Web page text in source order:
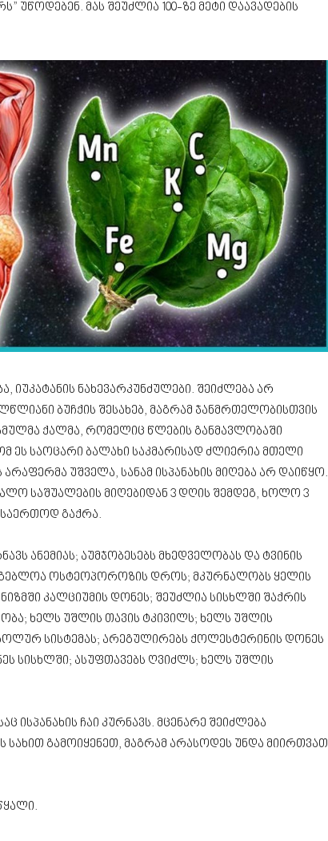
უწოდებენ. მას შეუძლია 100-ზე მეტი დაავადების
იუკატანის ნახევარკუნძულები. შეიძლება არ
ბუჩქის შესახებ, მაგრამ ჯანმრთელობისთვის
ქალმა, რომელიც წლების განმავლობაში
ეს საოცარი ბალახი საკმარისად ძლიერია მთელი
უშველა, სანამ ისპანახის მიღება არ დაიწყო.
საშუალების მიღებიდან 3 დღის შემდეგ, ხოლო 3
საერთოდ გაქრა.
ანემიას; აუმჯობესებს მხედველობას და ტვინის
ოსტეოპოროზის დროს; მკურნალობს ყელის
კალციუმის დონეს; შეუძლია სისხლში შაქრის
ხელს უშლის თავის ტკივილს; ხელს უშლის
სისტემას; არეგულირებს ქოლესტერინის დონეს
სისხლში; ასუფთავებს ღვიძლს; ხელს უშლის
ისპანახის ჩაი კურნავს. მცენარე შეიძლება
სახით გამოიყენეთ, მაგრამ არასოდეს უნდა მიირთვათ